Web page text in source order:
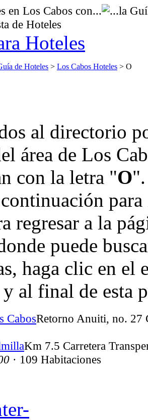
de Hoteles
Hoteles
de Hoteles > Los Cabos Hoteles > O
al directorio
área de Los
con la letra "O
regresar a la
puede
haga clic en el
al final de esta
CabosRetorno Anuiti, no. 27
Km 7.5 Carretera
· 109 Habitaciones